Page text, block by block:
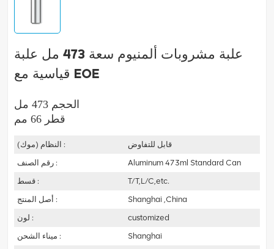
علبة مشروبات ألمنيوم سعة 473 مل علبة
قياسية مع Eoe
الحجم 473 مل
قطر 66 مم
النظام (موك) :
قابل للتفاوض
رقم الصنف :
Aluminum 473ml Standard Can
قسط :
T/T,L/C,etc.
أصل المنتج :
Shanghai ,China
لون :
customized
ميناء الشحن :
Shanghai